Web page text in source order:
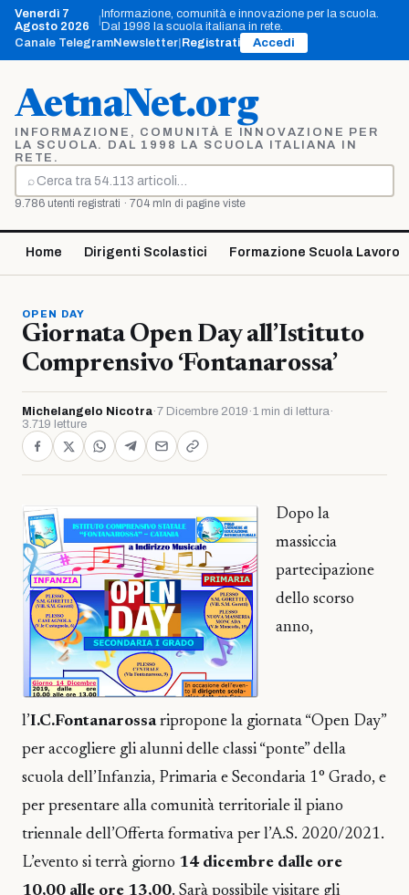
Vai
contenuto
Venerdì 7
Agosto 2026
Informazione, comunità e innovazione per la scuola.
Dal 1998 la scuola italiana in rete.
Canale TelegramNewsletter Registrati Accedi
AetnaNet.org
INFORMAZIONE, COMUNITÀ E INNOVAZIONE PER
LA SCUOLA. DAL 1998 LA SCUOLA ITALIANA IN
RETE.
⌕
Cerca
9.786 utenti registrati · 704 mln di pagine viste
Home Dirigenti Scolastici Formazione Scuola Lavoro
OPEN DAY
Giornata Open Day all’Istituto
Comprensivo ‘Fontanarossa’
Michelangelo Nicotra·7 Dicembre 2019 ·1 min di lettura·
3.719 letture
Dopo la
massiccia
partecipazione
dello scorso
anno,
l’I.C.Fontanarossaripropone la giornata “Open Day”
per accogliere gli alunni delle classi “ponte” della
scuola dell’Infanzia, Primaria e Secondaria 1° Grado, e
per presentare alla comunità territoriale il piano
triennale dell’Offerta formativa per l’A.S. 2020/2021.
L’evento si terrà giorno 14 dicembre dalle ore
10,00 alle ore 13,00. Sarà possibile visitare gli